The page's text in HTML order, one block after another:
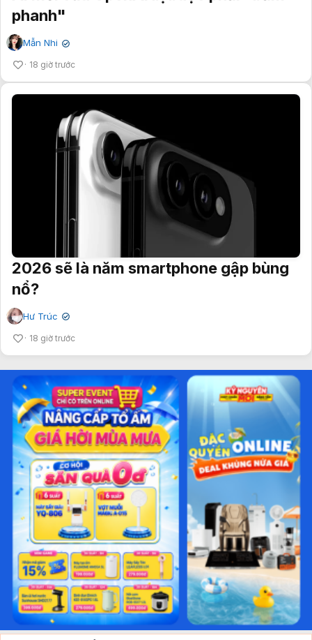
phanh"
Mẫn Nhi ✔
18 giờ trước
2026 sẽ là năm smartphone gập bùng
nổ?
Hư Trúc ✔
18 giờ trước